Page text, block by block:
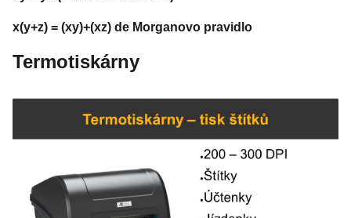
x(y+z) = (xy)+(xz) de Morganovo pravidlo
Termotiskárny